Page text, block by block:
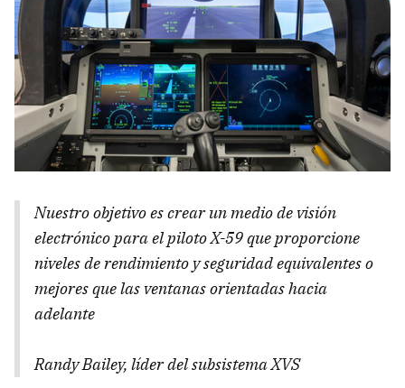
Nuestro objetivo es crear un medio de visión
electrónico para el piloto X-59 que proporcione
niveles de rendimiento y seguridad equivalentes o
mejores que las ventanas orientadas hacia
adelante
Randy Bailey, líder del subsistema XVS